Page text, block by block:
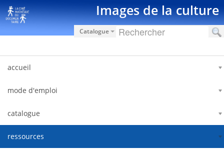
Saut au contenu Images de la culture
Catalogue
accueil
mode d'emploi
catalogue
ressources